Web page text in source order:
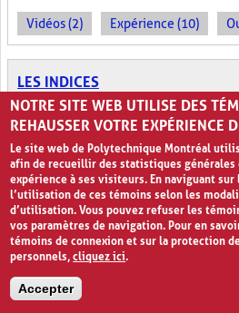
Vidéos (2) Expérience (10)
LES INDICES
0 Différencier pour
rapidité d'exécution d'une tâche par
tous les élèves ne travaillent pas à la
NOTRE SITE WEB UTILISE DES
REHAUSSER VOTRE EXPÉRIENCE
Le site web de Polytechnique Montréal
afin de recueillir des statistiques
expérience à ses visiteurs. En naviguant
l’utilisation de ces témoins selon les
d’utilisation. Vous pouvez refuser les
vos paramètres de navigation. Pour en
témoins de connexion et sur la protection
personnels,cliquez ici.
Accepter